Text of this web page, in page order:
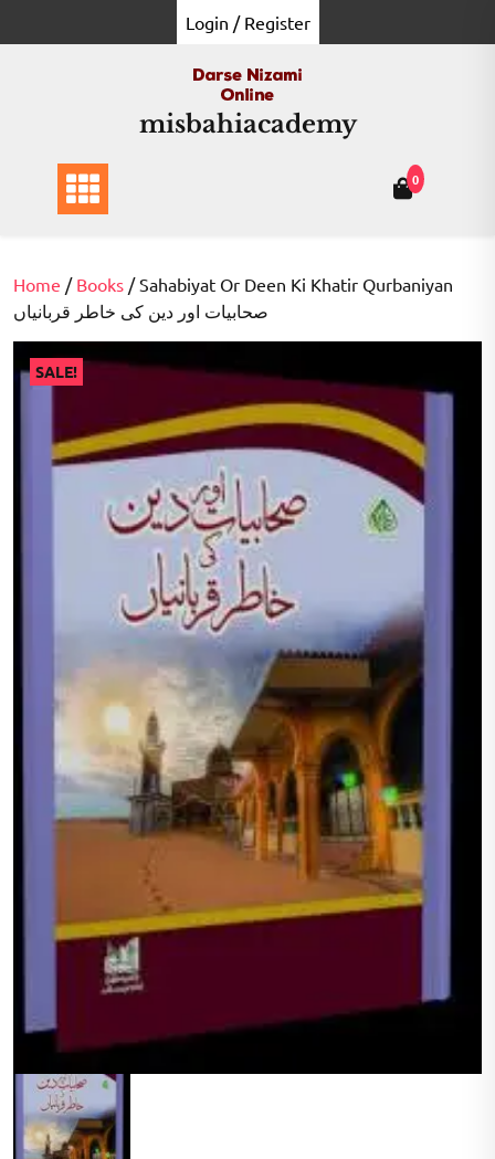
to
Login / Register
misbahiacademy
0
Home / Books / Sahabiyat Or Deen Ki Khatir Qurbaniyan
صحابیات اور دین کی خاطر قربانیاں
SALE!